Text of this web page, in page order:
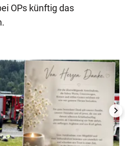
OPs künftig das